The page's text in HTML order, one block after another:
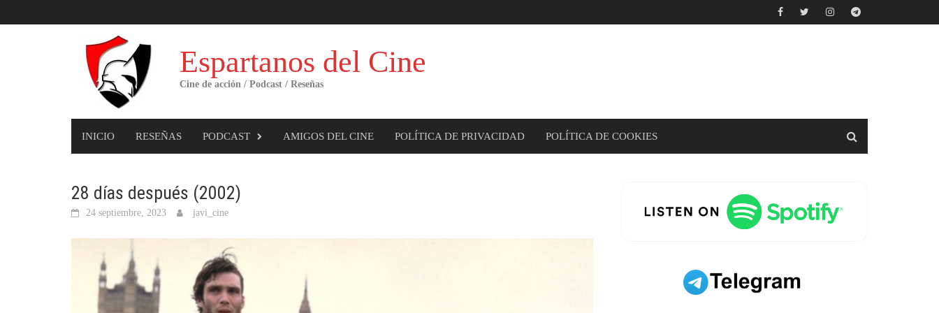
to
Espartanos del Cine
Cine de acción / Podcast / Reseñas
INICIO RESEÑAS PODCAST AMIGOS DEL CINE POLÍTICA DE PRIVACIDAD POLÍTICA DE COOKIES
28 días después (2002)
24 septiembre, 2023 javi_cine